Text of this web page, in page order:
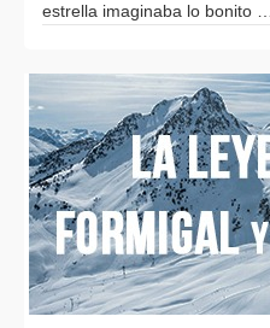
estrella imaginaba lo bonito …